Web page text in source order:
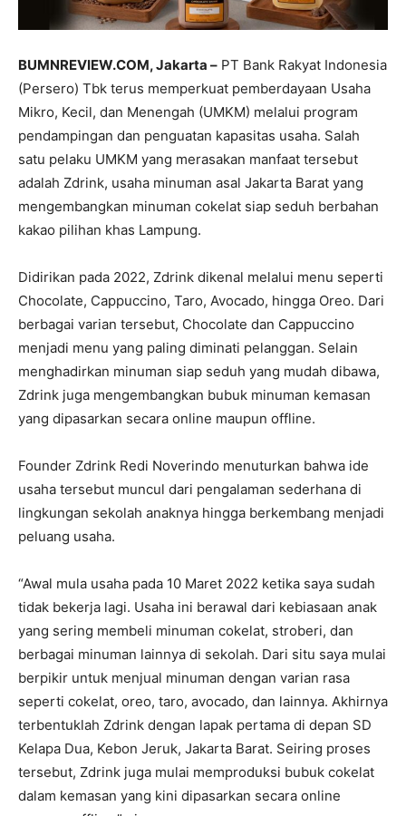
BUMNREVIEW.COM, Jakarta – PT Bank Rakyat Indonesia
(Persero) Tbk terus memperkuat pemberdayaan Usaha
Mikro, Kecil, dan Menengah (UMKM) melalui program
pendampingan dan penguatan kapasitas usaha. Salah
satu pelaku UMKM yang merasakan manfaat tersebut
adalah Zdrink, usaha minuman asal Jakarta Barat yang
mengembangkan minuman cokelat siap seduh berbahan
kakao pilihan khas Lampung.
Didirikan pada 2022, Zdrink dikenal melalui menu seperti
Chocolate, Cappuccino, Taro, Avocado, hingga Oreo. Dari
berbagai varian tersebut, Chocolate dan Cappuccino
menjadi menu yang paling diminati pelanggan. Selain
menghadirkan minuman siap seduh yang mudah dibawa,
Zdrink juga mengembangkan bubuk minuman kemasan
yang dipasarkan secara online maupun offline.
Founder Zdrink Redi Noverindo menuturkan bahwa ide
usaha tersebut muncul dari pengalaman sederhana di
lingkungan sekolah anaknya hingga berkembang menjadi
peluang usaha.
“Awal mula usaha pada 10 Maret 2022 ketika saya sudah
tidak bekerja lagi. Usaha ini berawal dari kebiasaan anak
yang sering membeli minuman cokelat, stroberi, dan
berbagai minuman lainnya di sekolah. Dari situ saya mulai
berpikir untuk menjual minuman dengan varian rasa
seperti cokelat, oreo, taro, avocado, dan lainnya. Akhirnya
terbentuklah Zdrink dengan lapak pertama di depan SD
Kelapa Dua, Kebon Jeruk, Jakarta Barat. Seiring proses
tersebut, Zdrink juga mulai memproduksi bubuk cokelat
dalam kemasan yang kini dipasarkan secara online